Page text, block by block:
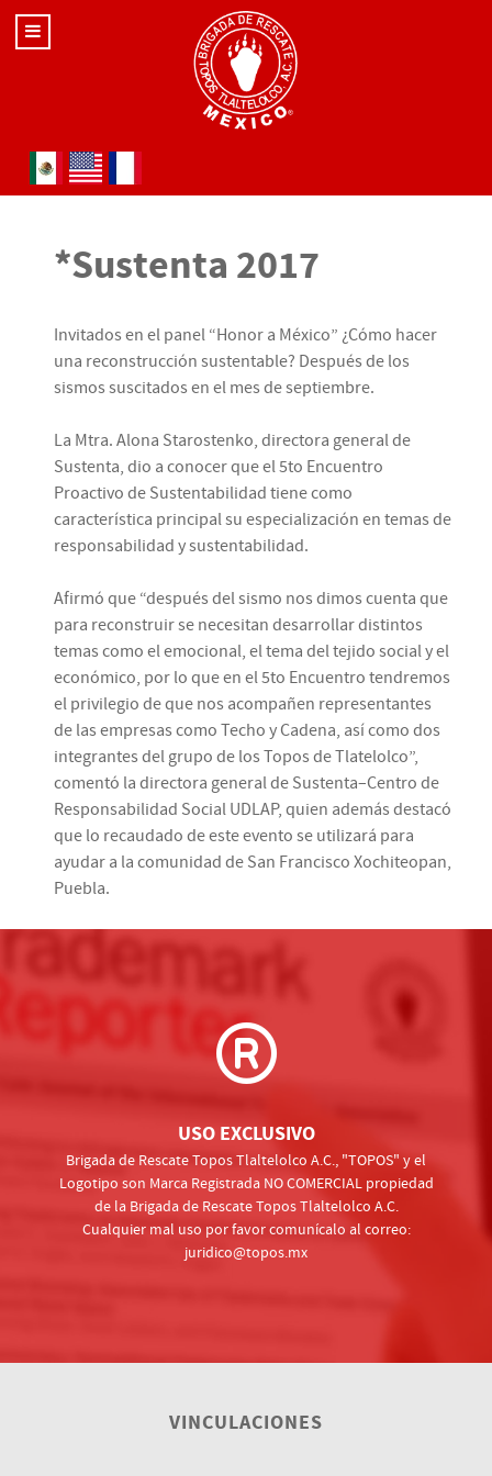
Seleccione su idioma
*Sustenta 2017
Invitados en el panel “Honor a México” ¿Cómo hacer
una reconstrucción sustentable? Después de los
sismos suscitados en el mes de septiembre.
La Mtra. Alona Starostenko, directora general de
Sustenta, dio a conocer que el 5to Encuentro
Proactivo de Sustentabilidad tiene como
característica principal su especialización en temas de
responsabilidad y sustentabilidad.
Afirmó que “después del sismo nos dimos cuenta que
para reconstruir se necesitan desarrollar distintos
temas como el emocional, el tema del tejido social y el
económico, por lo que en el 5to Encuentro tendremos
el privilegio de que nos acompañen representantes
de las empresas como Techo y Cadena, así como dos
integrantes del grupo de los Topos de Tlatelolco”,
comentó la directora general de Sustenta–Centro de
Responsabilidad Social UDLAP, quien además destacó
que lo recaudado de este evento se utilizará para
ayudar a la comunidad de San Francisco Xochiteopan,
Puebla.
USO EXCLUSIVO
Brigada de Rescate Topos Tlaltelolco A.C., "TOPOS" y el
Logotipo son Marca Registrada NO COMERCIAL propiedad
de la Brigada de Rescate Topos Tlaltelolco A.C.
Cualquier mal uso por favor comunícalo al correo:
juridico@topos.mx
VINCULACIONES